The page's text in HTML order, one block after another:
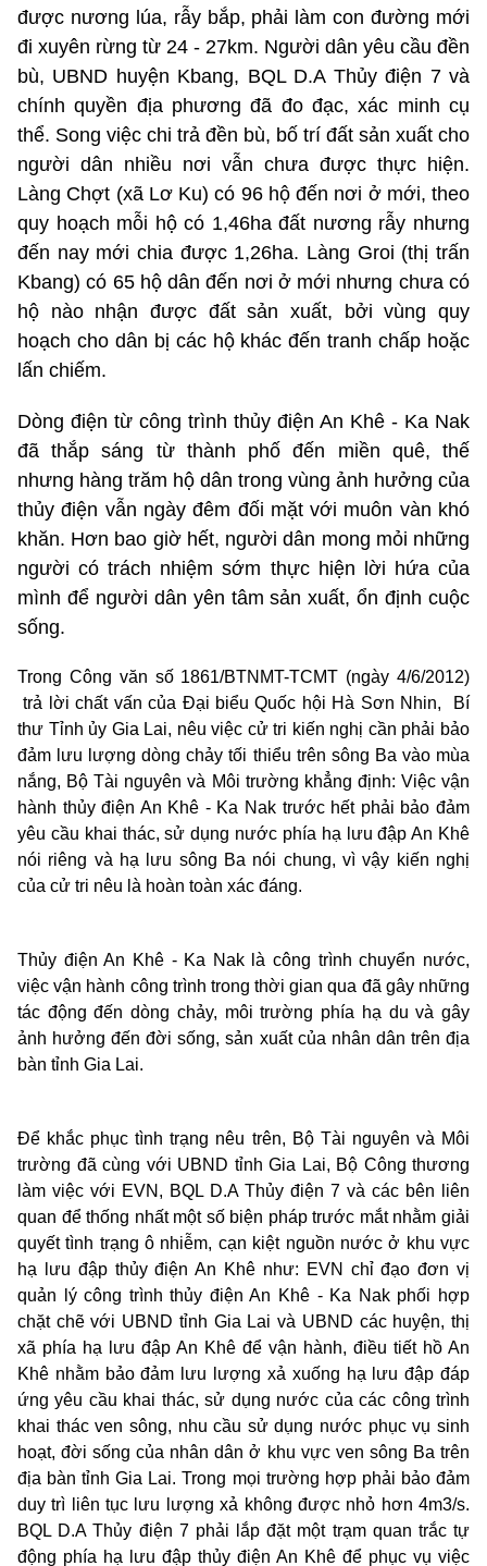
được nương lúa, rẫy bắp, phải làm con đường mới
đi xuyên rừng từ 24 - 27km. Người dân yêu cầu đền
bù, UBND huyện Kbang, BQL D.A Thủy điện 7 và
chính quyền địa phương đã đo đạc, xác minh cụ
thể. Song việc chi trả đền bù, bố trí đất sản xuất cho
người dân nhiều nơi vẫn chưa được thực hiện.
Làng Chợt (xã Lơ Ku) có 96 hộ đến nơi ở mới, theo
quy hoạch mỗi hộ có 1,46ha đất nương rẫy nhưng
đến nay mới chia được 1,26ha. Làng Groi (thị trấn
Kbang) có 65 hộ dân đến nơi ở mới nhưng chưa có
hộ nào nhận được đất sản xuất, bởi vùng quy
hoạch cho dân bị các hộ khác đến tranh chấp hoặc
lấn chiếm.
Dòng điện từ công trình thủy điện An Khê - Ka Nak
đã thắp sáng từ thành phố đến miền quê, thế
nhưng hàng trăm hộ dân trong vùng ảnh hưởng của
thủy điện vẫn ngày đêm đối mặt với muôn vàn khó
khăn. Hơn bao giờ hết, người dân mong mỏi những
người có trách nhiệm sớm thực hiện lời hứa của
mình để người dân yên tâm sản xuất, ổn định cuộc
sống.
Trong Công văn số 1861/BTNMT-TCMT (ngày 4/6/2012)
trả lời chất vấn của Đại biểu Quốc hội Hà Sơn Nhin, Bí
thư Tỉnh ủy Gia Lai, nêu việc cử tri kiến nghị cần phải bảo
đảm lưu lượng dòng chảy tối thiểu trên sông Ba vào mùa
nắng, Bộ Tài nguyên và Môi trường khẳng định: Việc vận
hành thủy điện An Khê - Ka Nak trước hết phải bảo đảm
yêu cầu khai thác, sử dụng nước phía hạ lưu đập An Khê
nói riêng và hạ lưu sông Ba nói chung, vì vậy kiến nghị
của cử tri nêu là hoàn toàn xác đáng.
Thủy điện An Khê - Ka Nak là công trình chuyển nước,
việc vận hành công trình trong thời gian qua đã gây những
tác động đến dòng chảy, môi trường phía hạ du và gây
ảnh hưởng đến đời sống, sản xuất của nhân dân trên địa
bàn tỉnh Gia Lai.
Để khắc phục tình trạng nêu trên, Bộ Tài nguyên và Môi
trường đã cùng với UBND tỉnh Gia Lai, Bộ Công thương
làm việc với EVN, BQL D.A Thủy điện 7 và các bên liên
quan để thống nhất một số biện pháp trước mắt nhằm giải
quyết tình trạng ô nhiễm, cạn kiệt nguồn nước ở khu vực
hạ lưu đập thủy điện An Khê như: EVN chỉ đạo đơn vị
quản lý công trình thủy điện An Khê - Ka Nak phối hợp
chặt chẽ với UBND tỉnh Gia Lai và UBND các huyện, thị
xã phía hạ lưu đập An Khê để vận hành, điều tiết hồ An
Khê nhằm bảo đảm lưu lượng xả xuống hạ lưu đập đáp
ứng yêu cầu khai thác, sử dụng nước của các công trình
khai thác ven sông, nhu cầu sử dụng nước phục vụ sinh
hoạt, đời sống của nhân dân ở khu vực ven sông Ba trên
địa bàn tỉnh Gia Lai. Trong mọi trường hợp phải bảo đảm
duy trì liên tục lưu lượng xả không được nhỏ hơn 4m3/s.
BQL D.A Thủy điện 7 phải lắp đặt một trạm quan trắc tự
động phía hạ lưu đập thủy điện An Khê để phục vụ việc